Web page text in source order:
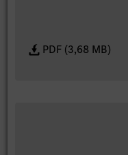
PDF (3,68 MB)